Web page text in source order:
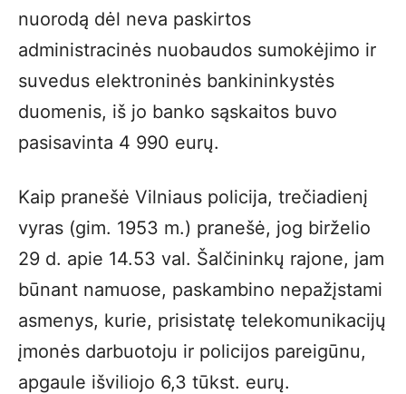
nuorodą dėl neva paskirtos
administracinės nuobaudos sumokėjimo ir
suvedus elektroninės bankininkystės
duomenis, iš jo banko sąskaitos buvo
pasisavinta 4 990 eurų.
Kaip pranešė Vilniaus policija, trečiadienį
vyras (gim. 1953 m.) pranešė, jog birželio
29 d. apie 14.53 val. Šalčininkų rajone, jam
būnant namuose, paskambino nepažįstami
asmenys, kurie, prisistatę telekomunikacijų
įmonės darbuotoju ir policijos pareigūnu,
apgaule išviliojo 6,3 tūkst. eurų.